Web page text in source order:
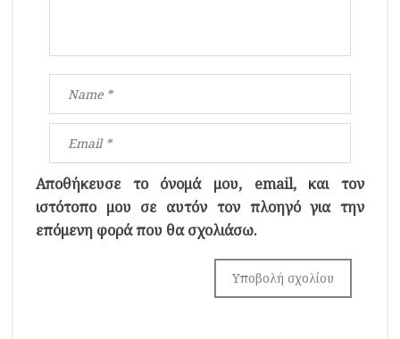
Αποθήκευσε το όνομά μου, email, και τον
ιστότοπο μου σε αυτόν τον πλοηγό για την
επόμενη φορά που θα σχολιάσω.